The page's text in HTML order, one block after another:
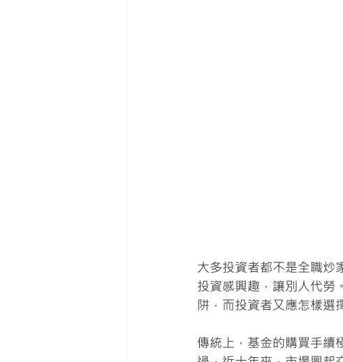
大多投資者都不是全職炒
投資感興趣，讓別人代勞
阱，而投資者又應怎樣選
傳統上，基金的購買手續